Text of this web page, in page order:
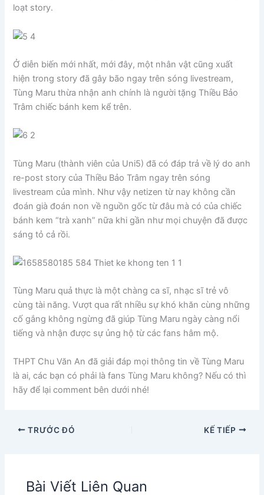
loạt story.
Ở diễn biến mới nhất, mới đây, một nhân vật cũng xuất
hiện trong story đã gây bão ngay trên sóng livestream,
Tùng Maru thừa nhận anh chính là người tặng Thiều Bảo
Trâm chiếc bánh kem kể trên.
Tùng Maru (thành viên của Uni5) đã có đáp trả về lý do anh
re-post story của Thiều Bảo Trâm ngay trên sóng
livestream của mình. Như vậy netizen từ nay không cần
đoán già đoán non về nguồn gốc từ đâu mà có của chiếc
bánh kem “trà xanh” nữa khi gần như mọi chuyện đã được
sáng tỏ cả rồi.
Tùng Maru quả thực là một chàng ca sĩ, nhạc sĩ trẻ vô
cùng tài năng. Vượt qua rất nhiều sự khó khăn cùng những
cố gắng không ngừng đã giúp Tùng Maru ngày càng nổi
tiếng và nhận được sự ủng hộ từ các fans hâm mộ.
THPT Chu Văn An đã giải đáp mọi thông tin về Tùng Maru
là ai, các bạn có phải là fans Tùng Maru không? Nếu có thì
hãy để lại comment bên dưới nhé!
TRƯỚC ĐÓ KẾ TIẾP
Bài Viết Liên Quan